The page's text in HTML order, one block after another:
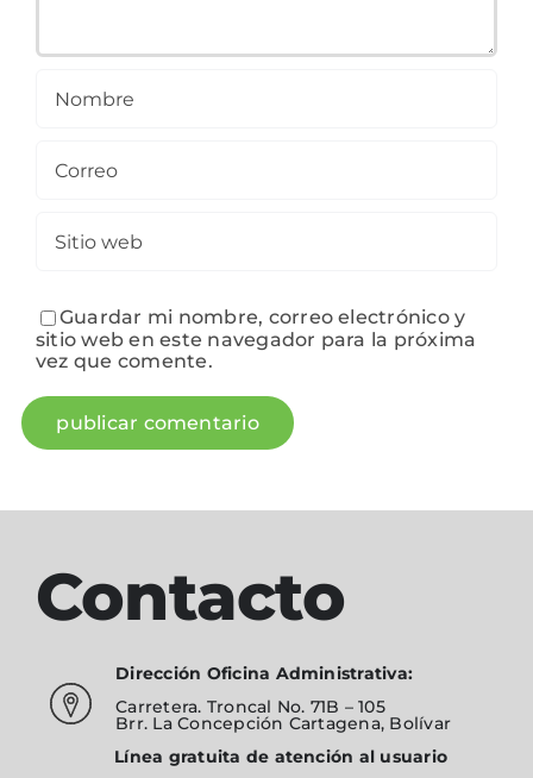
Guardar mi nombre, correo electrónico y
sitio web en este navegador para la próxima
vez que comente.
Contacto
Dirección Oficina Administrativa:
Carretera. Troncal No. 71B – 105
Brr. La Concepción Cartagena, Bolívar
Línea gratuita de atención al usuario